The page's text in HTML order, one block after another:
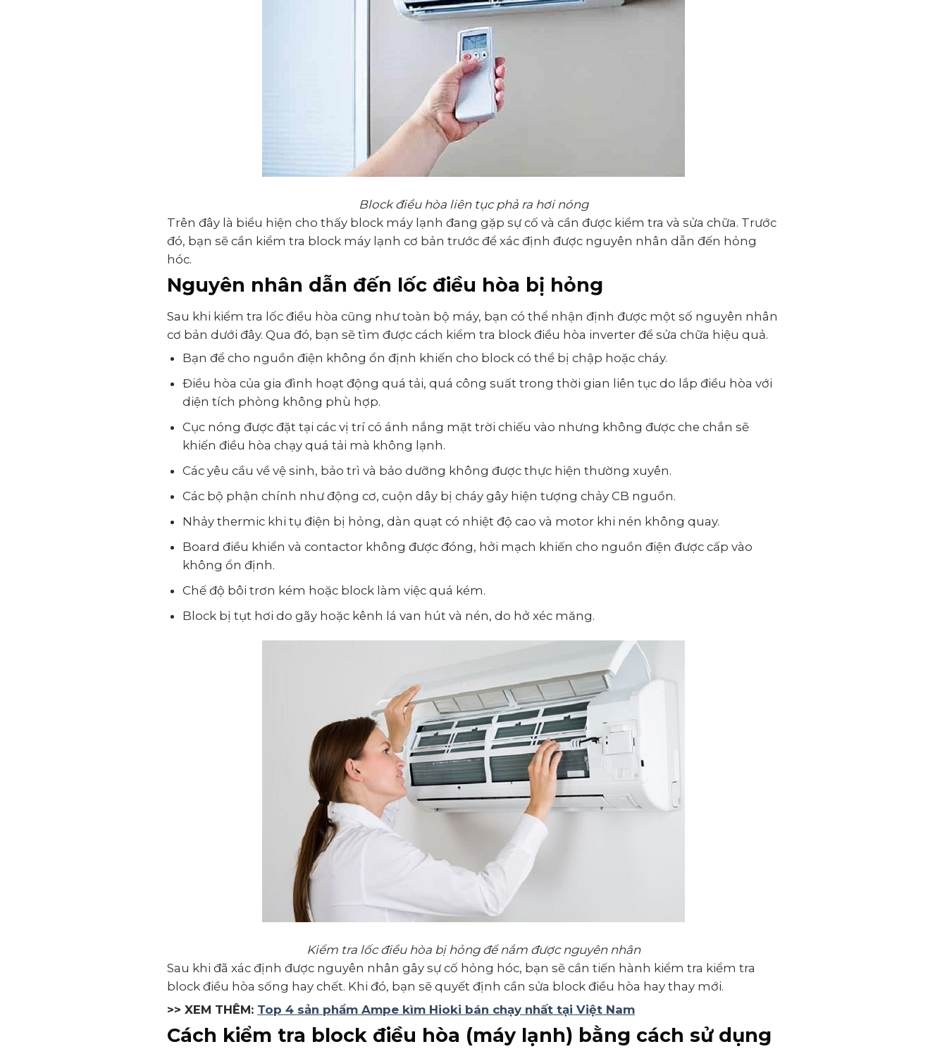
Block điều hòa liên tục phả ra hơi nóng
Trên đây là biểu hiện cho thấy block máy lạnh đang gặp sự cố và cần được kiểm tra và sửa chữa. Trước
đó, bạn sẽ cần kiểm tra block máy lạnh cơ bản trước để xác định được nguyên nhân dẫn đến hỏng
hóc.
Nguyên nhân dẫn đến lốc điều hòa bị hỏng
Sau khi kiểm tra lốc điều hòa cũng như toàn bộ máy, bạn có thể nhận định được một số nguyên nhân
cơ bản dưới đây. Qua đó, bạn sẽ tìm được cách kiểm tra block điều hòa inverter để sửa chữa hiệu quả.
Bạn để cho nguồn điện không ổn định khiến cho block có thể bị chập hoặc cháy.
Điều hòa của gia đình hoạt động quá tải, quá công suất trong thời gian liên tục do lắp điều hòa với
diện tích phòng không phù hợp.
Cục nóng được đặt tại các vị trí có ánh nắng mặt trời chiếu vào nhưng không được che chắn sẽ
khiến điều hòa chạy quá tải mà không lạnh.
Các yêu cầu về vệ sinh, bảo trì và bảo dưỡng không được thực hiện thường xuyên.
Các bộ phận chính như động cơ, cuộn dây bị cháy gây hiện tượng chảy CB nguồn.
Nhảy thermic khi tụ điện bị hỏng, dàn quạt có nhiệt độ cao và motor khi nén không quay.
Board điều khiển và contactor không được đóng, hởi mạch khiến cho nguồn điện được cấp vào
không ổn định.
Chế độ bôi trơn kém hoặc block làm việc quá kém.
Block bị tụt hơi do gãy hoặc kênh lá van hút và nén, do hở xéc măng.
Kiểm tra lốc điều hòa bị hỏng để nắm được nguyên nhân
Sau khi đã xác định được nguyên nhân gây sự cố hỏng hóc, bạn sẽ cần tiến hành kiểm tra kiểm tra
block điều hòa sống hay chết. Khi đó, bạn sẽ quyết định cần sửa block điều hòa hay thay mới.
>> XEM THÊM: Top 4 sản phẩm Ampe kìm Hioki bán chạy nhất tại Việt Nam
Cách kiểm tra block điều hòa (máy lạnh) bằng cách sử dụng